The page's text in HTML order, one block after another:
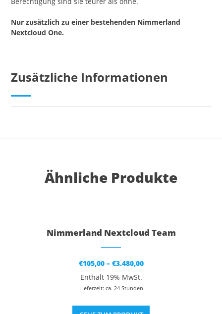
Nur zusätzlich zu einer bestehenden Nimmerland
Nextcloud One.
Zusätzliche Informationen
Ähnliche Produkte
Nimmerland Nextcloud Team
€105,00 – €3.480,00Preisspanne:
Enthält 19% MwSt.
Lieferzeit: ca. 24 Stunden